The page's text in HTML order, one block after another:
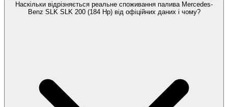
Наскільки відрізняється реальне споживання палива Mercedes-
Benz SLK SLK 200 (184 Hp) від офіційних даних і чому?